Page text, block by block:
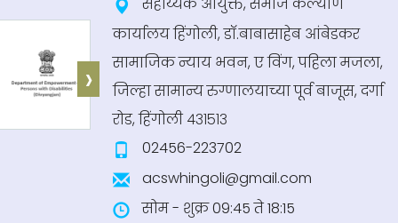
›
सहाय्यक आयुक्त, समाज कल्याण
कार्यालय हिंगोली, डॉ.बाबासाहेब आंबेडकर
सामाजिक न्याय भवन, ए विंग, पहिला मजला,
जिल्हा सामान्य रुग्णालयाच्या पूर्व बाजूस, दर्गा
रोड, हिंगोली ४३१५१३
02456-223702
acswhingoli@gmail.com
सोम - शुक्र 09:45 ते 18:15